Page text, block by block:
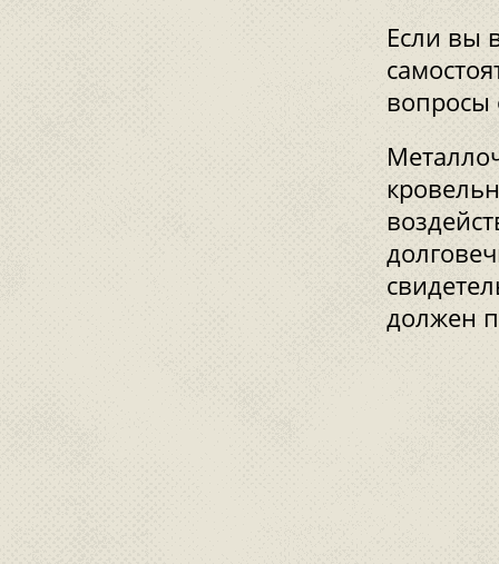
Если вы
вопросы
должен